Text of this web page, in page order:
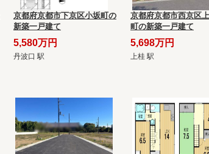
京都府京都市下京区小坂町の
新築一戸建て
5,580万円
丹波口 駅
京都府京都市西京区
町の新築一戸建て
5,698万円
上桂 駅